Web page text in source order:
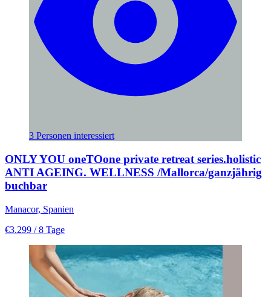
3 Personen interessiert
ONLY YOU oneTOone private retreat series.holistic
ANTI AGEING. WELLNESS /Mallorca/ganzjährig
buchbar
Manacor, Spanien
€3.299 / 8 Tage